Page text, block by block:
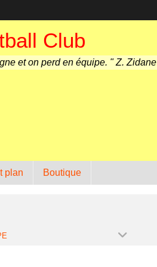
Club
et on perd en équipe. " Z. Zidane
plan Boutique